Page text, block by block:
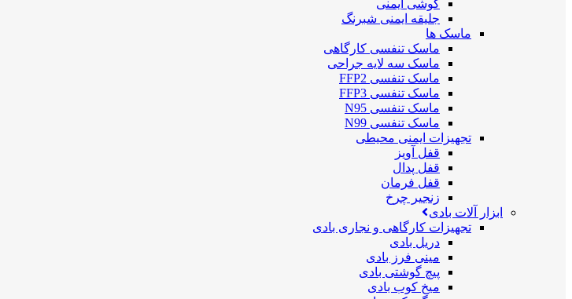
گوشی ایمنی
جلیقه ایمنی شبرنگ
ماسک ها
ماسک تنفسی کارگاهی
ماسک سه لایه جراحی
ماسک تنفسی FFP2
ماسک تنفسی FFP3
ماسک تنفسی N95
ماسک تنفسی N99
تجهیزات ایمنی محیطی
قفل آویز
قفل پدال
قفل فرمان
زنجیر چرخ
ابزار آلات بادی
تجهیزات کارگاهی و نجاری بادی
دریل بادی
مینی فرز بادی
پیچ گوشتی بادی
میخ کوب بادی